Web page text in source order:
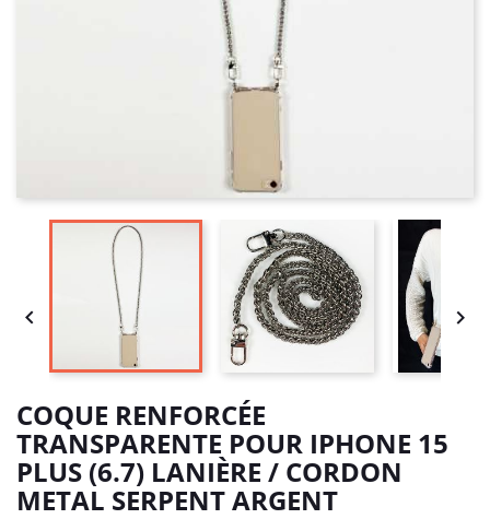
 
COQUE RENFORCÉE
TRANSPARENTE POUR IPHONE 15
PLUS (6.7) LANIÈRE / CORDON
METAL SERPENT ARGENT